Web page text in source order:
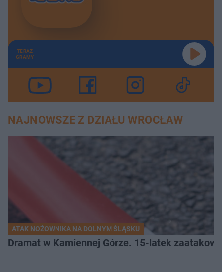
TERAZ
GRAMY
NAJNOWSZE Z DZIAŁU WROCŁAW
ATAK NOŻOWNIKA NA DOLNYM ŚLĄSKU
Dramat w Kamiennej Górze. 15-latek